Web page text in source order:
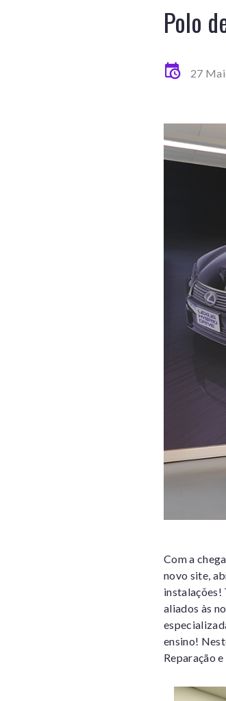
Polo
27
Com a
novo site,
instalações!
aliados às
ensino!
Reparação